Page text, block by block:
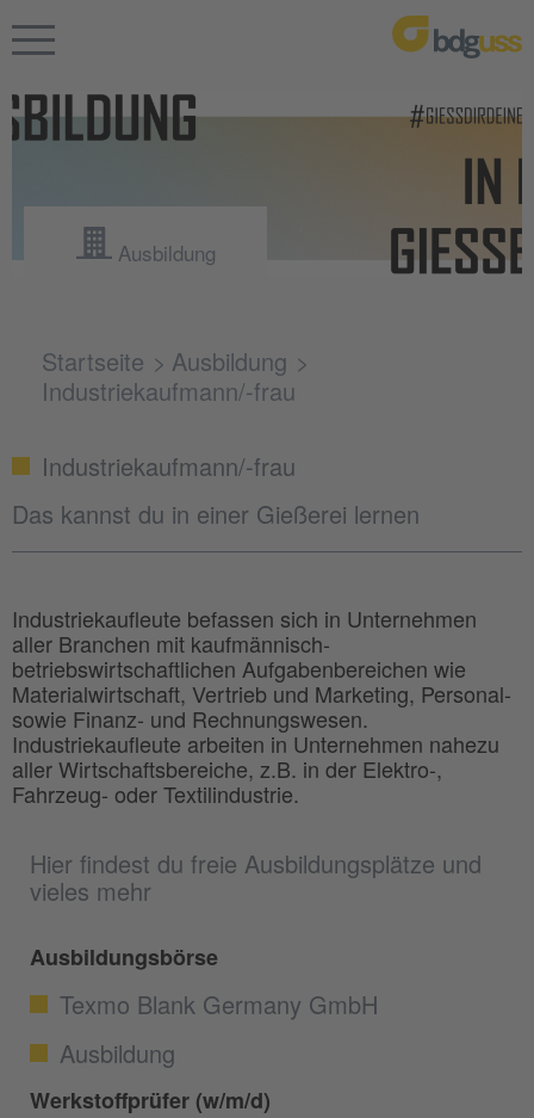
Ausbildung
Startseite
Ausbildung
Industriekaufmann/-frau
Hier findest du freie Ausbildungsplätze und
vieles mehr
Ausbildungsbörse
Texmo Blank Germany GmbH
Ausbildung
Werkstoffprüfer (w/m/d)
Industriekaufmann/-frau
Das kannst du in einer Gießerei lernen
Industriekaufleute befassen sich in Unternehmen
aller Branchen mit kaufmännisch-
betriebswirtschaftlichen Aufgabenbereichen wie
Materialwirtschaft, Vertrieb und Marketing, Personal-
sowie Finanz- und Rechnungswesen.
Industriekaufleute arbeiten in Unternehmen nahezu
aller Wirtschaftsbereiche, z.B. in der Elektro-,
Fahrzeug- oder Textilindustrie.